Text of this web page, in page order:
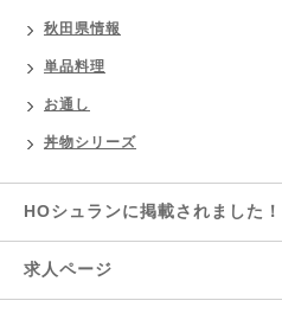
秋田県情報
単品料理
お通し
丼物シリーズ
HOシュランに掲載されました！
求人ページ